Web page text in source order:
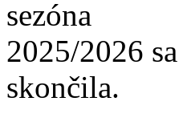
sezóna
2025/2026 sa
skončila.